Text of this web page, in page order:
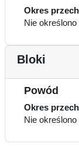
Okres
Nie
Bloki
Powód
Okres
Nie